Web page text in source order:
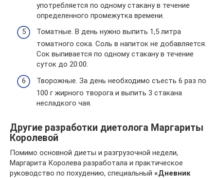
употребляется по одному стакану в течение
определенного промежутка времени.
Томатные. В день нужно выпить 1,5 литра
томатного сока. Соль в напиток не добавляется.
Сок выпивается по одному стакану в течение
суток до 20:00.
Творожные. За день необходимо съесть 6 раз по
100 г жирного творога и выпить 3 стакана
несладкого чая.
Другие разработки диетолога Маргариты
Королевой
Помимо основной диеты и разгрузочной недели,
Маргарита Королева разработала и практическое
руководство по похудению, специальный «Дневник